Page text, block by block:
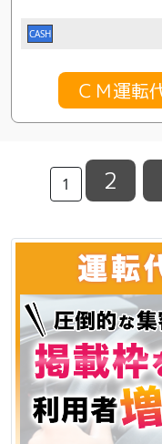
CASH
ＣＭ運転
1 2